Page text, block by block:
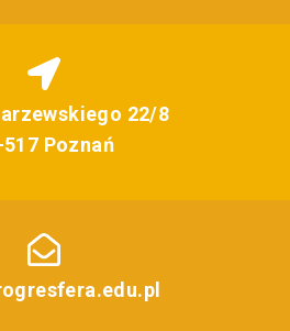
22/8
517 Poznań